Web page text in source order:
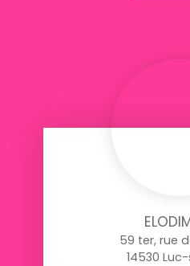
59 ter, rue
14530